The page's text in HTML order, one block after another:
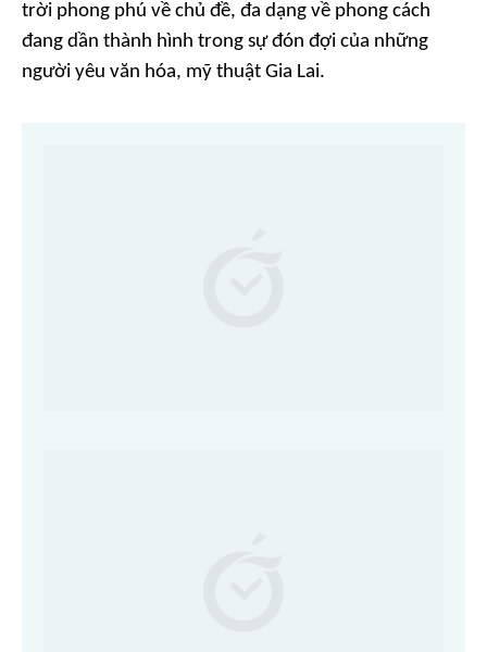
trời phong phú về chủ đề, đa dạng về phong cách
đang dần thành hình trong sự đón đợi của những
người yêu văn hóa, mỹ thuật Gia Lai.